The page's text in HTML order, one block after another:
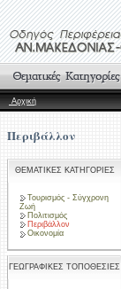
Αρχική
Περιβάλλον
ΘΕΜΑΤΙΚΕΣ ΚΑΤΗΓΟΡΙΕΣ
Τουρισμός - Σύγχρονη
Ζωή
Πολιτισμός
Περιβάλλον
Οικονομία
ΓΕΩΓΡΑΦΙΚΕΣ ΤΟΠΟΘΕΣΙΕΣ